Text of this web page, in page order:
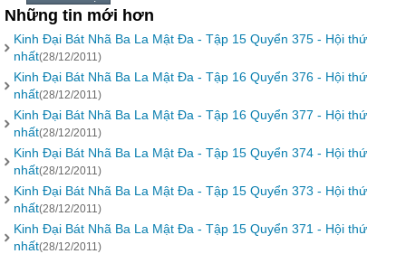
Những tin mới hơn
Kinh Đại Bát Nhã Ba La Mật Đa - Tập 15 Quyển 375 - Hội thứ
nhất(28/12/2011)
Kinh Đại Bát Nhã Ba La Mật Đa - Tập 16 Quyển 376 - Hội thứ
nhất(28/12/2011)
Kinh Đại Bát Nhã Ba La Mật Đa - Tập 16 Quyển 377 - Hội thứ
nhất(28/12/2011)
Kinh Đại Bát Nhã Ba La Mật Đa - Tập 15 Quyển 374 - Hội thứ
nhất(28/12/2011)
Kinh Đại Bát Nhã Ba La Mật Đa - Tập 15 Quyển 373 - Hội thứ
nhất(28/12/2011)
Kinh Đại Bát Nhã Ba La Mật Đa - Tập 15 Quyển 371 - Hội thứ
nhất(28/12/2011)